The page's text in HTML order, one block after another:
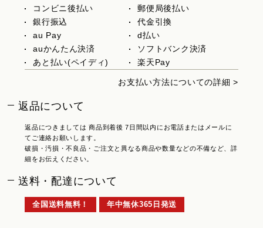
コンビニ後払い
郵便局後払い
銀行振込
代金引換
au Pay
d払い
auかんたん決済
ソフトバンク決済
あと払い(ペイディ)
楽天Pay
お支払い方法についての詳細 >
返品について
返品につきましては 商品到着後 7日間以内にお電話またはメールに
てご連絡お願いします。
破損・汚損・不良品・ご注文と異なる商品や数量などの不備など、詳
細をお伝えください。
送料・配達について
全国送料無料！ 年中無休365日発送